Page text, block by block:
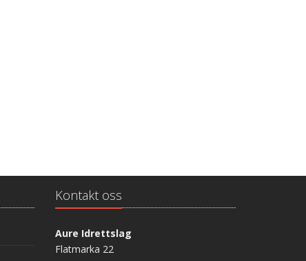
Kontakt oss
Aure Idrettslag
Flatmarka 22